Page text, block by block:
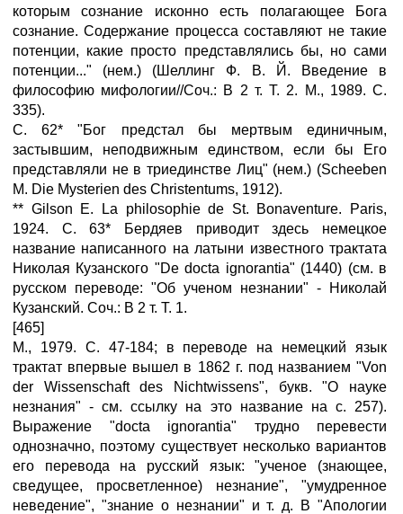
которым сознание исконно есть полагающее Бога
сознание. Содержание процесса составляют не такие
потенции, какие просто представлялись бы, но сами
потенции..." (нем.) (Шеллинг Ф. В. Й. Введение в
философию мифологии//Соч.: В 2 т. Т. 2. M., 1989. С.
335).
С. 62* "Бог предстал бы мертвым единичным,
застывшим, неподвижным единством, если бы Его
представляли не в триединстве Лиц" (нем.) (Scheeben
M. Die Mysterien des Christentums, 1912).
** Gilson E. La philosophie de St. Bonaventure. Paris,
1924. С. 63* Бердяев приводит здесь немецкое
название написанного на латыни известного трактата
Николая Кузанского "De docta ignorantia" (1440) (см. в
русском переводе: "Об ученом незнании" - Николай
Кузанский. Соч.: В 2 т. Т. 1.
[465]
M., 1979. С. 47-184; в переводе на немецкий язык
трактат впервые вышел в 1862 г. под названием "Von
der Wissenschaft des Nichtwissens", букв. "О науке
незнания" - см. ссылку на это название на с. 257).
Выражение "docta ignorantia" трудно перевести
однозначно, поэтому существует несколько вариантов
его перевода на русский язык: "ученое (знающее,
сведущее, просветленное) незнание", "умудренное
неведение", "знание о незнании" и т. д. В "Апологии